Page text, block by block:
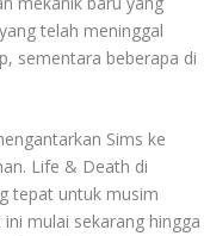
telah meninggal
sementara beberapa di
Sims ke
Life & Death di
tepat untuk musim
mulai sekarang hingga